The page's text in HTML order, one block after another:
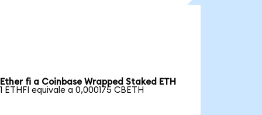
Ether fi a Coinbase Wrapped Staked ETH
1 ETHFI equivale a 0,000175 CBETH